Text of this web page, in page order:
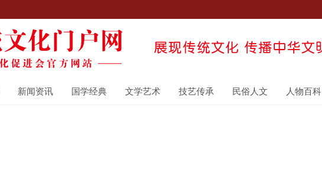
新闻资讯 国学经典 文学艺术 技艺传承 民俗人文 人物百科